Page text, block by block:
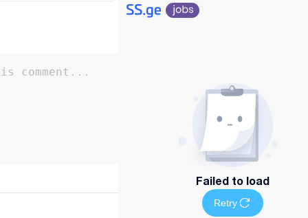
Failed to load
Retry